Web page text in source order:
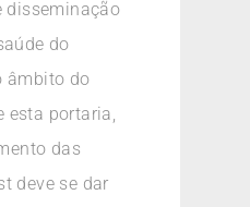
disseminação
do
âmbito do
esta portaria,
das
deve se dar